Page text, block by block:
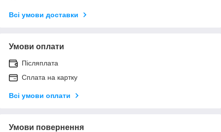
Всі умови доставки
Умови оплати
Післяплата
Сплата на картку
Всі умови оплати
Умови повернення